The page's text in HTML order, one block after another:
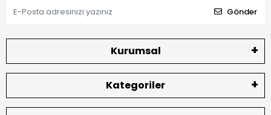
Gönder
Kurumsal
Kategoriler